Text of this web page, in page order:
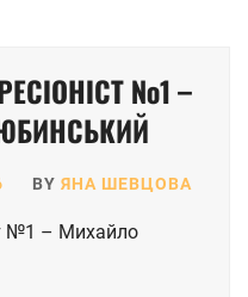
№1 –
BY ЯНА ШЕВЦОВА